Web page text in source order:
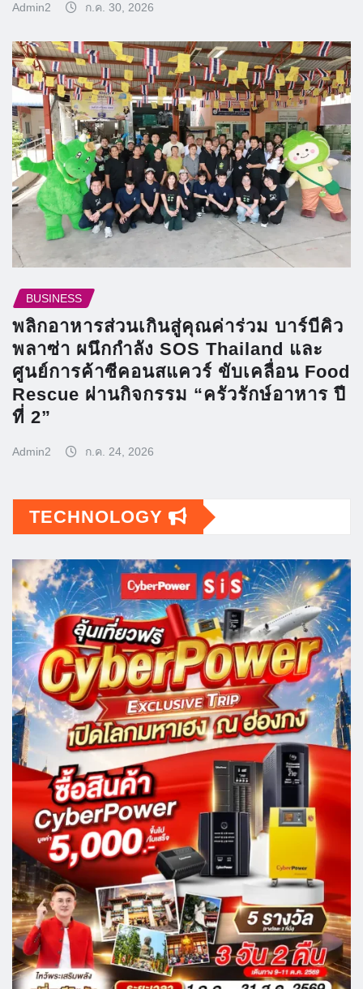
Admin2 ก.ค. 30, 2026
BUSINESS
พลิกอาหารส่วนเกินสู่คุณค่าร่วม บาร์บีคิว
พลาซ่า ผนึกกำลัง SOS Thailand และ
ศูนย์การค้าซีคอนสแควร์ ขับเคลื่อน Food
Rescue ผ่านกิจกรรม “ครัวรักษ์อาหาร ปี
ที่ 2”
Admin2 ก.ค. 24, 2026
TECHNOLOGY